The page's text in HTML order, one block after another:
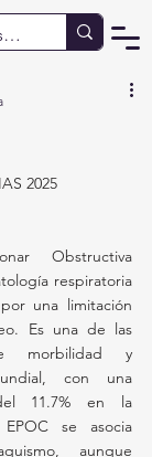
2025
Obstructiva
respiratoria
una limitación
Es una de las
morbilidad y
con una
11.7% en la
se asocia
aunque